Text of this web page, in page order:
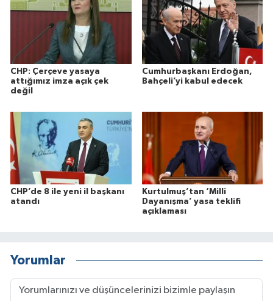
CHP: Çerçeve yasaya
attığımız imza açık çek
değil
Cumhurbaşkanı Erdoğan,
Bahçeli’yi kabul edecek
CHP’de 8 ile yeni il başkanı
atandı
Kurtulmuş’tan ‘Milli
Dayanışma’ yasa teklifi
açıklaması
Yorumlar